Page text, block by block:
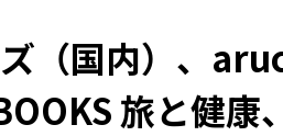
（国内）、
旅と健康